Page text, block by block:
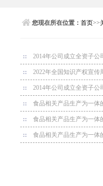
您现在所在位置： 首页>>
2014年公司成立全资子公
2022年全国知识产权宣传
2014年公司成立全资子公
食品相关产品生产为一体
食品相关产品生产为一体
食品相关产品生产为一体